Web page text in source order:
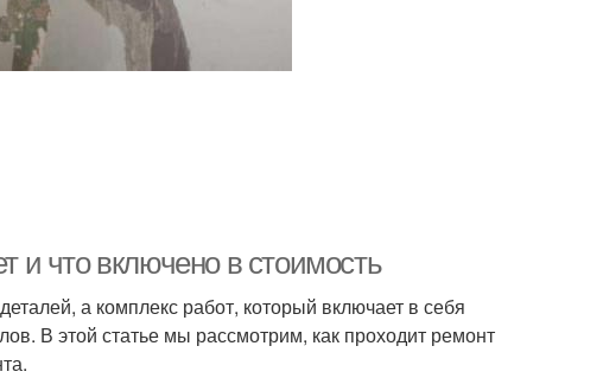
и что включено в стоимость
а комплекс работ, который включает в себя
В этой статье мы рассмотрим, как проходит ремонт